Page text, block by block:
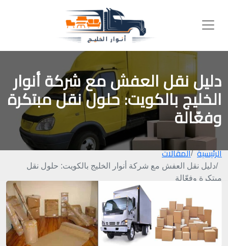
دليل نقل العفش مع شركة أنوار
الخليج بالكويت: حلول نقل مبتكرة
وفعّالة
الرئيسية المقالات
دليل نقل العفش مع شركة أنوار الخليج بالكويت: حلول نقل
مبتكرة وفعّالة